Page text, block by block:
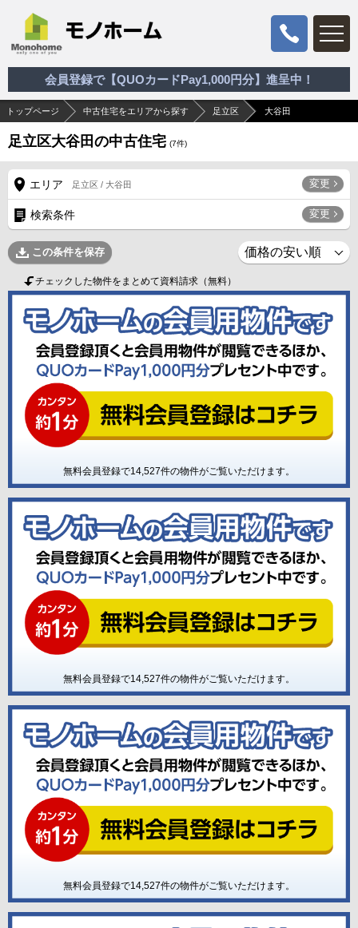
会員登録で【QUOカードPay1,000円分】進呈中！
トップページ 中古住宅をエリアから探す 足立区 大谷田
足立区大谷田の中古住宅 (7件)
エリア 足立区 / 大谷田 変更
検索条件 変更
この条件を保存
チェックした物件をまとめて資料請求（無料）
無料会員登録で14,527件の物件がご覧いただけます。
無料会員登録で14,527件の物件がご覧いただけます。
無料会員登録で14,527件の物件がご覧いただけます。